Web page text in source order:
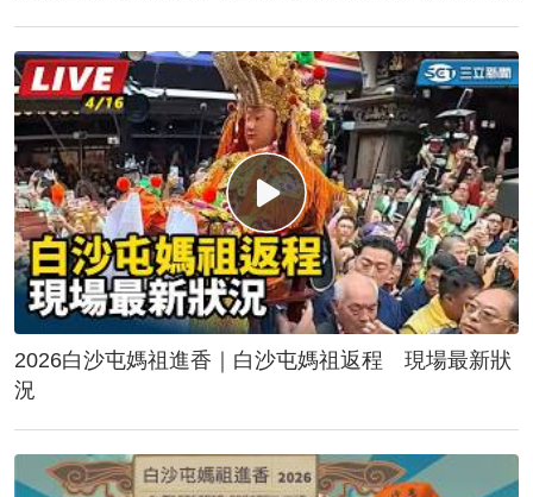
2026白沙屯媽祖進香｜白沙屯媽祖返程 現場最新狀
況